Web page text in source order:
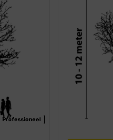
Professioneel